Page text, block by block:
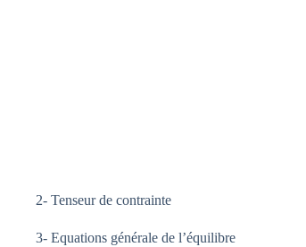
2- Tenseur de contrainte
3- Equations générale de l’équilibre